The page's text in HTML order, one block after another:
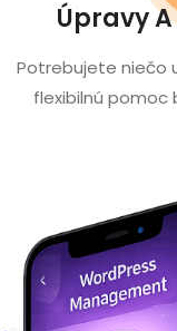
Úpravy
Potrebujete niečo
flexibilnú